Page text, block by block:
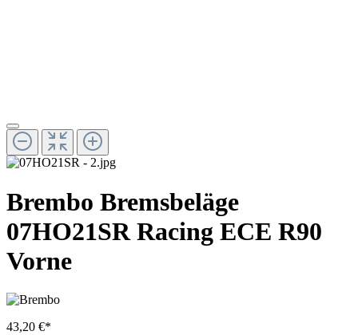
Brembo Bremsbeläge
07HO21SR Racing ECE R90
Vorne
43,20 €*